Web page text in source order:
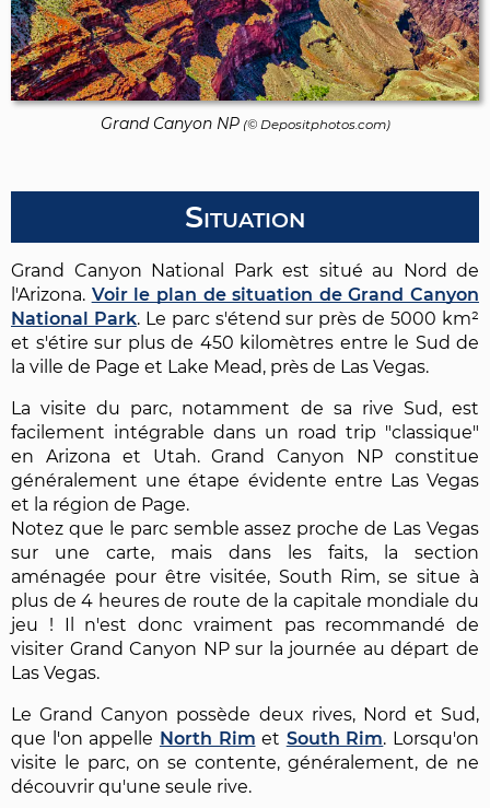
Grand Canyon NP(© Depositphotos.com)
Situation
Grand Canyon National Park est situé au Nord de
l'Arizona. Voir le plan de situation de Grand Canyon
National Park. Le parc s'étend sur près de 5000 km²
et s'étire sur plus de 450 kilomètres entre le Sud de
la ville de Page et Lake Mead, près de Las Vegas.
La visite du parc, notamment de sa rive Sud, est
facilement intégrable dans un road trip "classique"
en Arizona et Utah. Grand Canyon NP constitue
généralement une étape évidente entre Las Vegas
et la région de Page.
Notez que le parc semble assez proche de Las Vegas
sur une carte, mais dans les faits, la section
aménagée pour être visitée, South Rim, se situe à
plus de 4 heures de route de la capitale mondiale du
jeu ! Il n'est donc vraiment pas recommandé de
visiter Grand Canyon NP sur la journée au départ de
Las Vegas.
Le Grand Canyon possède deux rives, Nord et Sud,
que l'on appelle North Rim et South Rim. Lorsqu'on
visite le parc, on se contente, généralement, de ne
découvrir qu'une seule rive.